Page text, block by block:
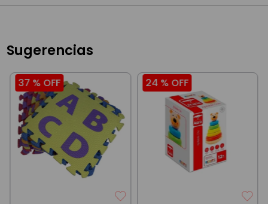
Sugerencias
37 % OFF 24 % OFF